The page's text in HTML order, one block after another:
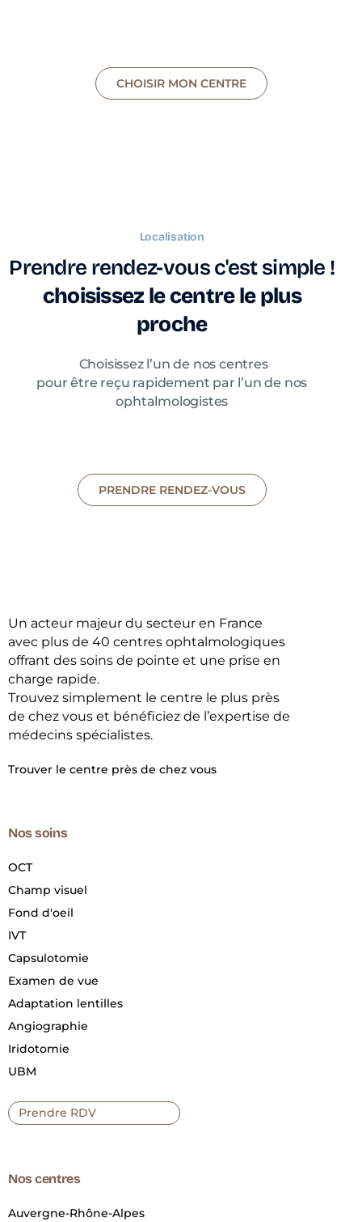
CHOISIR MON CENTRE
Localisation
Prendre rendez-vous c'est simple !
choisissez le centre le plus
proche
Choisissez l’un de nos centres
pour être reçu rapidement par l’un de nos
ophtalmologistes
PRENDRE RENDEZ-VOUS
Un acteur majeur du secteur en France
avec plus de 40 centres ophtalmologiques
offrant des soins de pointe et une prise en
charge rapide.
Trouvez simplement le centre le plus près
de chez vous et bénéficiez de l’expertise de
médecins spécialistes.
Trouver le centre près de chez vous
Nos soins
OCT
Champ visuel
Fond d'oeil
IVT
Capsulotomie
Examen de vue
Adaptation lentilles
Angiographie
Iridotomie
UBM
Prendre RDV
Nos centres
Auvergne-Rhône-Alpes